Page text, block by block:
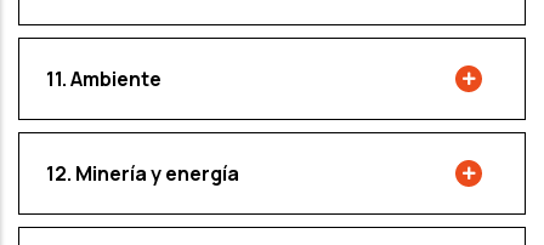
11. Ambiente
12. Minería y energía